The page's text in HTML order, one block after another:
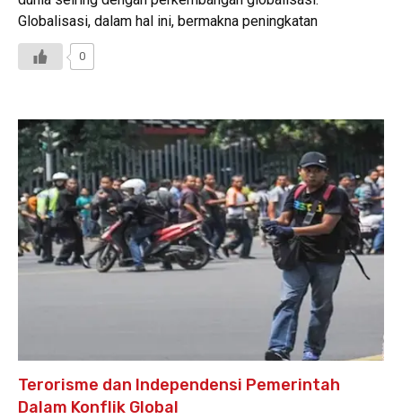
Globalisasi, dalam hal ini, bermakna peningkatan
0
Terorisme dan Independensi Pemerintah
Dalam Konflik Global